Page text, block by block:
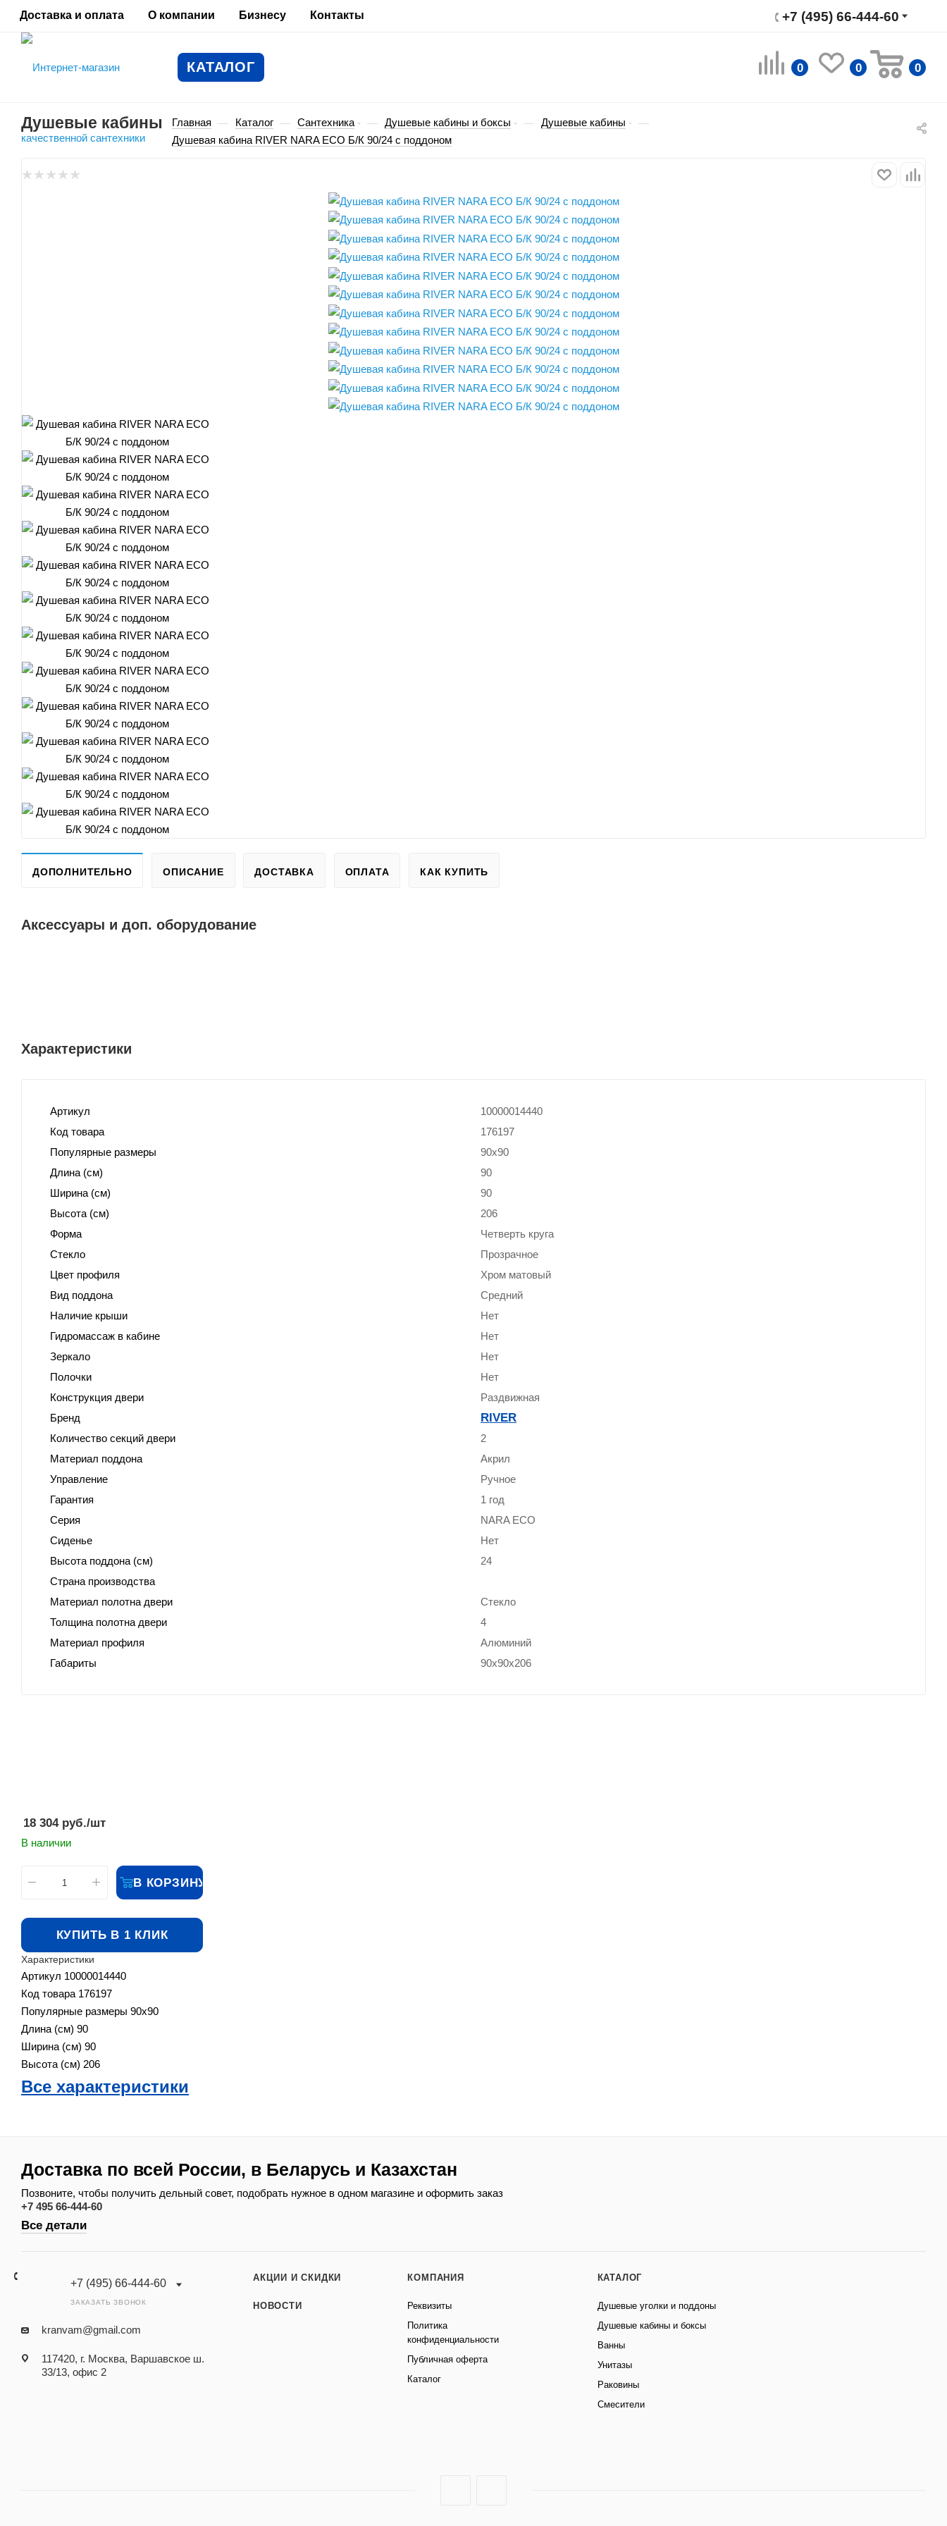
+7 (495) 66-444-60
Доставка и оплата О компании Бизнесу Контакты
КАТАЛОГ 0 0 0
Душевые кабины Главная — Каталог — Сантехника — Душевые кабины и боксы — Душевые кабины
—
Душевая кабина RIVER NARA ECO Б/К 90/24 с поддоном
ДОПОЛНИТЕЛЬНО ОПИСАНИЕ ДОСТАВКА ОПЛАТА КАК КУПИТЬ
Аксессуары и доп. оборудование
Характеристики
Артикул
10000014440
Код товара
176197
Популярные размеры
90x90
Длина (см)
90
Ширина (см)
90
Высота (см)
206
Форма
Четверть круга
Стекло
Прозрачное
Цвет профиля
Хром матовый
Вид поддона
Средний
Наличие крыши
Нет
Гидромассаж в кабине
Нет
Зеркало
Нет
Полочки
Нет
Конструкция двери
Раздвижная
Бренд
RIVER
Количество секций двери
2
Материал поддона
Акрил
Управление
Ручное
Гарантия
1 год
Серия
NARA ECO
Сиденье
Нет
Высота поддона (см)
24
Страна производства
Материал полотна двери
Стекло
Толщина полотна двери
4
Материал профиля
Алюминий
Габариты
90x90x206
18 304руб./шт
В наличии
В КОРЗИНУ
КУПИТЬ В 1 КЛИК
Характеристики
Артикул 10000014440
Код товара 176197
Популярные размеры 90x90
Длина (см) 90
Ширина (см) 90
Высота (см) 206
Все характеристики
Доставка по всей России, в Беларусь и Казахстан
Позвоните, чтобы получить дельный совет, подобрать нужное в одном магазине и оформить заказ
+7 495 66-444-60
Все детали
+7 (495) 66-444-60
ЗАКАЗАТЬ ЗВОНОК
kranvam@gmail.com
117420, г. Москва, Варшавское ш.
33/13, офис 2
АКЦИИ И СКИДКИ
НОВОСТИ
КОМПАНИЯ
Реквизиты
Политика
конфиденциальности
Публичная оферта
Каталог
КАТАЛОГ
Душевые уголки и поддоны
Душевые кабины и боксы
Ванны
Унитазы
Раковины
Смесители